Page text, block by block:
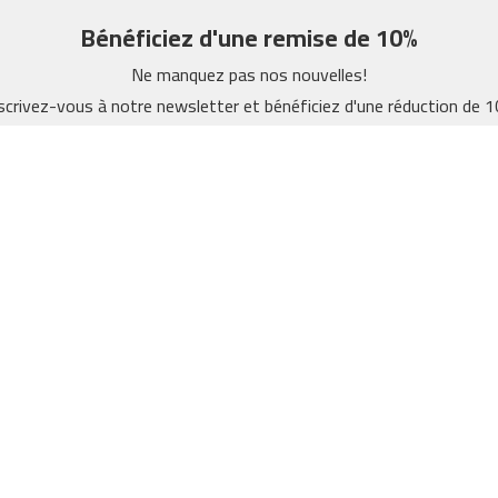
Bénéficiez d'une remise de 10%
Ne manquez pas nos nouvelles!
vous à notre newsletter et bénéficiez d'une réduction de